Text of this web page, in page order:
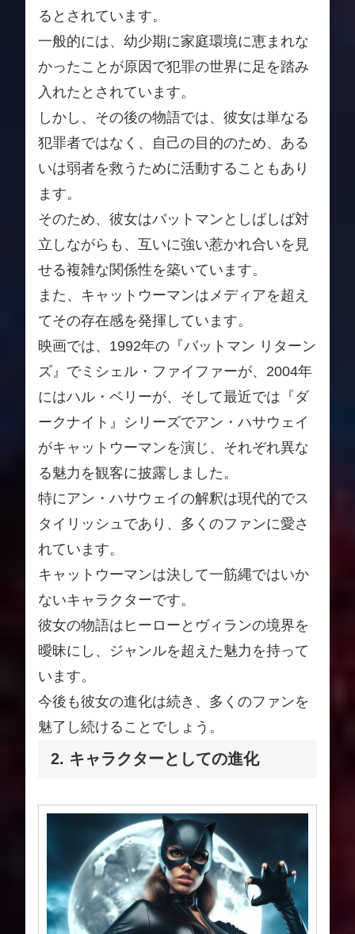
るとされています。
一般的には、幼少期に家庭環境に恵まれな
かったことが原因で犯罪の世界に足を踏み
入れたとされています。
しかし、その後の物語では、彼女は単なる
犯罪者ではなく、自己の目的のため、ある
いは弱者を救うために活動することもあり
ます。
そのため、彼女はバットマンとしばしば対
立しながらも、互いに強い惹かれ合いを見
せる複雑な関係性を築いています。
また、キャットウーマンはメディアを超え
てその存在感を発揮しています。
映画では、1992年の『バットマン リターン
ズ』でミシェル・ファイファーが、2004年
にはハル・ベリーが、そして最近では『ダ
ークナイト』シリーズでアン・ハサウェイ
がキャットウーマンを演じ、それぞれ異な
る魅力を観客に披露しました。
特にアン・ハサウェイの解釈は現代的でス
タイリッシュであり、多くのファンに愛さ
れています。
キャットウーマンは決して一筋縄ではいか
ないキャラクターです。
彼女の物語はヒーローとヴィランの境界を
曖昧にし、ジャンルを超えた魅力を持って
います。
今後も彼女の進化は続き、多くのファンを
魅了し続けることでしょう。
2. キャラクターとしての進化